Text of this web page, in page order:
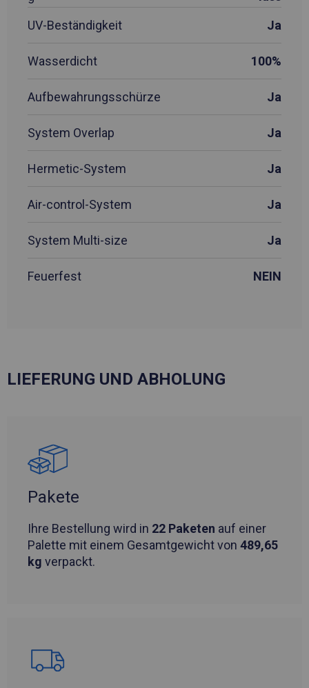
UV-Beständigkeit
Ja
Wasserdicht 100%
Aufbewahrungsschürze Ja
System Overlap Ja
Hermetic-System Ja
Air-control-System Ja
System Multi-size Ja
Feuerfest NEIN
LIEFERUNG UND ABHOLUNG
Pakete
Ihre Bestellung wird in 22 Paketen auf einer
Palette mit einem Gesamtgewicht von 489,65
kg verpackt.